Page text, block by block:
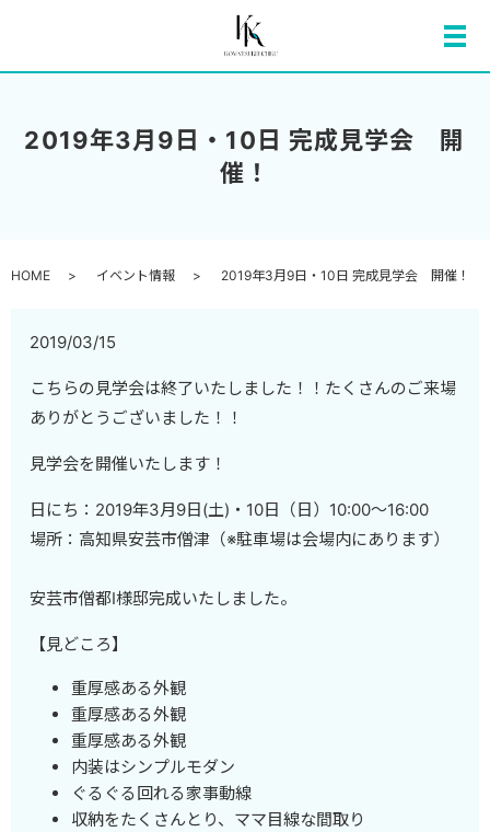
メ
2019年3月9日・10日 完成見学会 開
催！
HOME イベント情報 2019年3月9日・10日 完成見学会 開催！
2019/03/15
こちらの見学会は終了いたしました！！たくさんのご来場
ありがとうございました！！
見学会を開催いたします！
日にち：2019年3月9日(土)・10日（日）10:00～16:00
場所：高知県安芸市僧津（※駐車場は会場内にあります）
安芸市僧都I様邸完成いたしました。
【見どころ】
重厚感ある外観
重厚感ある外観
重厚感ある外観
内装はシンプルモダン
ぐるぐる回れる家事動線
収納をたくさんとり、ママ目線な間取り